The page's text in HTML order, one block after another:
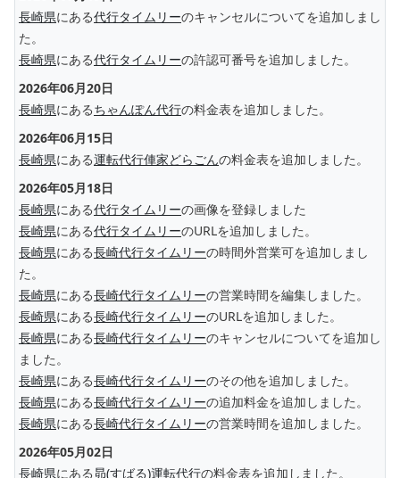
長崎県にある代行タイムリーのキャンセルについてを追加しまし
た。
長崎県にある代行タイムリーの許認可番号を追加しました。
2026年06月20日
長崎県にあるちゃんぽん代行の料金表を追加しました。
2026年06月15日
長崎県にある運転代行俥家どらごんの料金表を追加しました。
2026年05月18日
長崎県にある代行タイムリーの画像を登録しました
長崎県にある代行タイムリーのURLを追加しました。
長崎県にある長崎代行タイムリーの時間外営業可を追加しまし
た。
長崎県にある長崎代行タイムリーの営業時間を編集しました。
長崎県にある長崎代行タイムリーのURLを追加しました。
長崎県にある長崎代行タイムリーのキャンセルについてを追加し
ました。
長崎県にある長崎代行タイムリーのその他を追加しました。
長崎県にある長崎代行タイムリーの追加料金を追加しました。
長崎県にある長崎代行タイムリーの営業時間を追加しました。
2026年05月02日
長崎県にある 昴(すばる)運転代行の料金表を追加しました。